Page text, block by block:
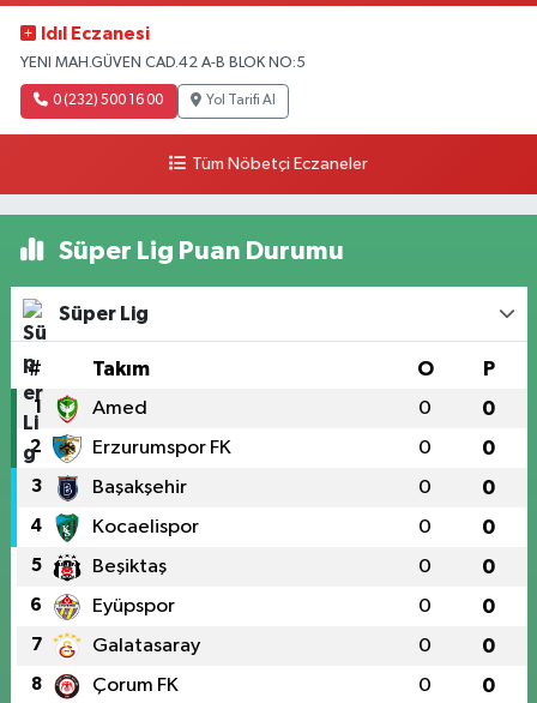
Idıl Eczanesi
YENI MAH.GÜVEN CAD.42 A-B BLOK NO:5
0 (232) 500 16 00 Yol Tarifi Al
Tüm Nöbetçi Eczaneler
Süper Lig Puan Durumu
Süper Lig
# Takım O P
1 Amed 0 0
2 Erzurumspor FK 0 0
3 Başakşehir 0 0
4 Kocaelispor 0 0
5 Beşiktaş 0 0
6 Eyüpspor 0 0
7 Galatasaray 0 0
8 Çorum FK 0 0